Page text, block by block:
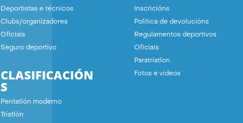
Deportistas e técnicos
Clubs/organizadores
Oficiais
Seguro deportivo
CLASIFICACIÓN
S
Pentatlón moderno
Tríatlón
Inscricións
Política de devolucións
Regulamentos deportivos
Oficiais
Paratríatlon
Fotos e vídeos